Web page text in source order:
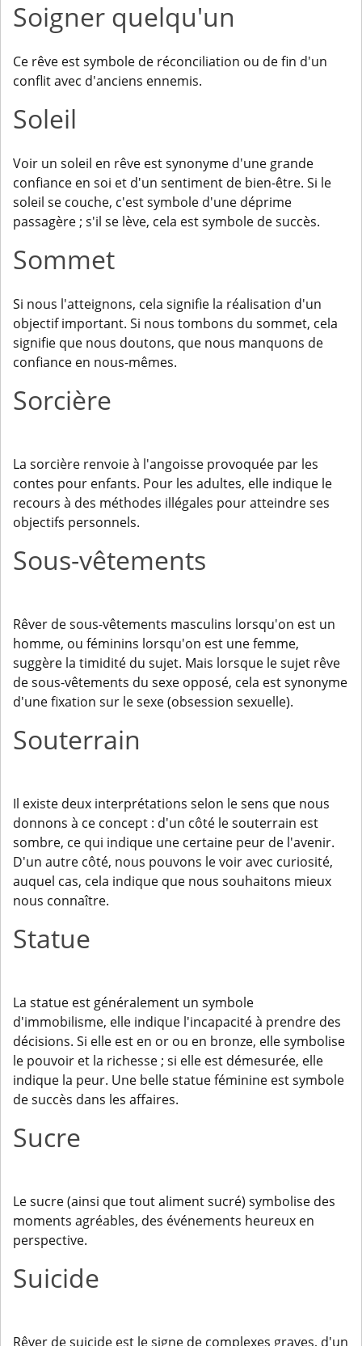
Soigner quelqu'un
Ce rêve est symbole de réconciliation ou de fin d'un
conflit avec d'anciens ennemis.
Soleil
Voir un soleil en rêve est synonyme d'une grande
confiance en soi et d'un sentiment de bien-être. Si le
soleil se couche, c'est symbole d'une déprime
passagère ; s'il se lève, cela est symbole de succès.
Sommet
Si nous l'atteignons, cela signifie la réalisation d'un
objectif important. Si nous tombons du sommet, cela
signifie que nous doutons, que nous manquons de
confiance en nous-mêmes.
Sorcière
La sorcière renvoie à l'angoisse provoquée par les
contes pour enfants. Pour les adultes, elle indique le
recours à des méthodes illégales pour atteindre ses
objectifs personnels.
Sous-vêtements
Rêver de sous-vêtements masculins lorsqu'on est un
homme, ou féminins lorsqu'on est une femme,
suggère la timidité du sujet. Mais lorsque le sujet rêve
de sous-vêtements du sexe opposé, cela est synonyme
d'une fixation sur le sexe (obsession sexuelle).
Souterrain
Il existe deux interprétations selon le sens que nous
donnons à ce concept : d'un côté le souterrain est
sombre, ce qui indique une certaine peur de l'avenir.
D'un autre côté, nous pouvons le voir avec curiosité,
auquel cas, cela indique que nous souhaitons mieux
nous connaître.
Statue
La statue est généralement un symbole
d'immobilisme, elle indique l'incapacité à prendre des
décisions. Si elle est en or ou en bronze, elle symbolise
le pouvoir et la richesse ; si elle est démesurée, elle
indique la peur. Une belle statue féminine est symbole
de succès dans les affaires.
Sucre
Le sucre (ainsi que tout aliment sucré) symbolise des
moments agréables, des événements heureux en
perspective.
Suicide
Rêver de suicide est le signe de complexes graves, d'un